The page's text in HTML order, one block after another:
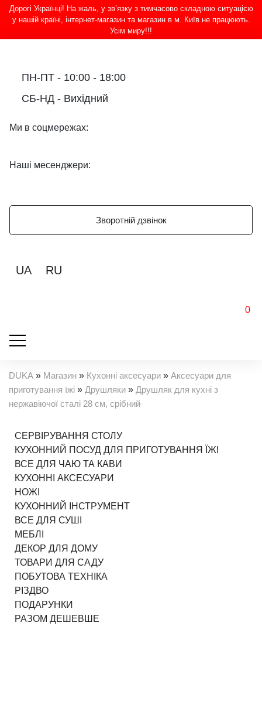
Дорогі Українці! На жаль, у зв’язку з тимчасово складною ситуацією
у нашій країні, інтернет-магазин та магазин в м. Київ не працюють.
Усім миру!!!
ПН-ПТ - 10:00 - 18:00
СБ-НД - Вихідний
Ми в соцмережах:
Наші месенджери:
Зворотній дзвінок
UA RU
0
DUKA » Магазин » Кухонні аксесуари » Аксесуари для
приготування їжі » Друшляки » Друшляк для кухні з
нержавіючої сталі 28 см, срібний
СЕРВІРУВАННЯ СТОЛУ
КУХОННИЙ ПОСУД ДЛЯ ПРИГОТУВАННЯ ЇЖІ
ВСЕ ДЛЯ ЧАЮ ТА КАВИ
КУХОННІ АКСЕСУАРИ
НОЖІ
КУХОННИЙ ІНСТРУМЕНТ
ВСЕ ДЛЯ СУШІ
МЕБЛІ
ДЕКОР ДЛЯ ДОМУ
ТОВАРИ ДЛЯ САДУ
ПОБУТОВА ТЕХНІКА
РІЗДВО
ПОДАРУНКИ
РАЗОМ ДЕШЕВШЕ